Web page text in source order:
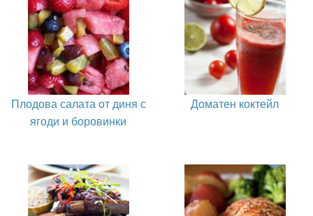
Плодова салата от диня с
ягоди и боровинки
Доматен коктейл